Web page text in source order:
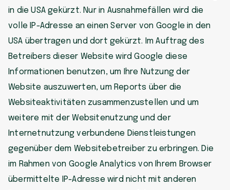
in die USA gekürzt. Nur in Ausnahmefällen wird die
volle IP-Adresse an einen Server von Google in den
USA übertragen und dort gekürzt. Im Auftrag des
Betreibers dieser Website wird Google diese
Informationen benutzen, um Ihre Nutzung der
Website auszuwerten, um Reports über die
Websiteaktivitäten zusammenzustellen und um
weitere mit der Websitenutzung und der
Internetnutzung verbundene Dienstleistungen
gegenüber dem Websitebetreiber zu erbringen. Die
im Rahmen von Google Analytics von Ihrem Browser
übermittelte IP-Adresse wird nicht mit anderen